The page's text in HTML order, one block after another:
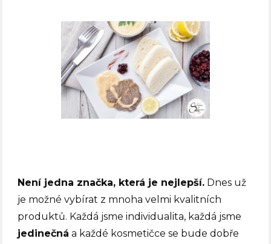
Není jedna značka, která je nejlepší. Dnes už
je možné vybírat z mnoha velmi kvalitních
produktů. Každá jsme individualita, každá jsme
jedinečná a každé kosmetičce se bude dobře